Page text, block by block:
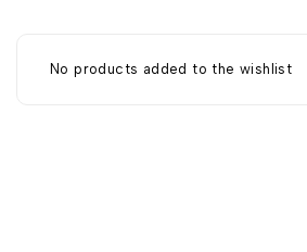
No products added to the wishlist